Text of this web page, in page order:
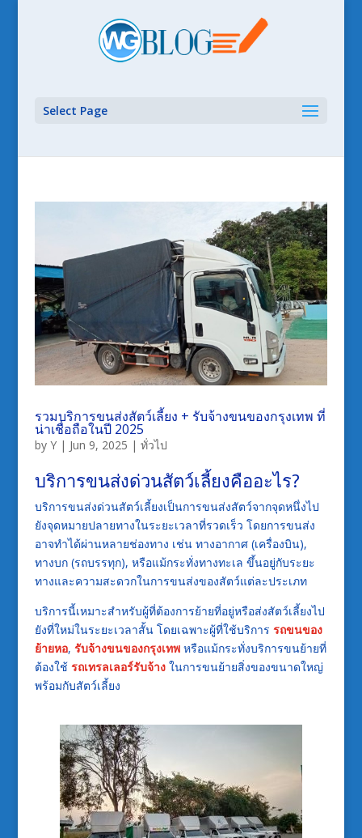
Select Page
รวมบริการขนส่งสัตว์เลี้ยง + รับจ้างขนของกรุงเทพ ที่
น่าเชื่อถือในปี 2025
by Y| Jun 9, 2025 | ทั่วไป
บริการขนส่งด่วนสัตว์เลี้ยงคืออะไร?
บริการขนส่งด่วนสัตว์เลี้ยงเป็นการขนส่งสัตว์จากจุดหนึ่งไป
ยังจุดหมายปลายทางในระยะเวลาที่รวดเร็ว โดยการขนส่ง
อาจทำได้ผ่านหลายช่องทาง เช่น ทางอากาศ (เครื่องบิน),
ทางบก (รถบรรทุก), หรือแม้กระทั่งทางทะเล ขึ้นอยู่กับระยะ
ทางและความสะดวกในการขนส่งของสัตว์แต่ละประเภท
บริการนี้เหมาะสำหรับผู้ที่ต้องการย้ายที่อยู่หรือส่งสัตว์เลี้ยงไป
ยังที่ใหม่ในระยะเวลาสั้น โดยเฉพาะผู้ที่ใช้บริการ รถขนของ
ย้ายหอ, รับจ้างขนของกรุงเทพหรือแม้กระทั่งบริการขนย้ายที่
ต้องใช้ รถเทรลเลอร์รับจ้างในการขนย้ายสิ่งของขนาดใหญ่
พร้อมกับสัตว์เลี้ยง